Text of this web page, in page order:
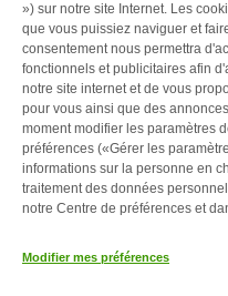
Follow zooplus
Qui sommes-nous ? Emplois
») sur notre site Internet. Les
que vous puissiez naviguer et
consentement nous permettra
fonctionnels et publicitaires afin
notre site internet et de vous
pour vous ainsi que des
moment modifier les paramètres
préférences («Gérer les
informations sur la personne en
traitement des données
notre Centre de préférences et
Modifier mes préférences